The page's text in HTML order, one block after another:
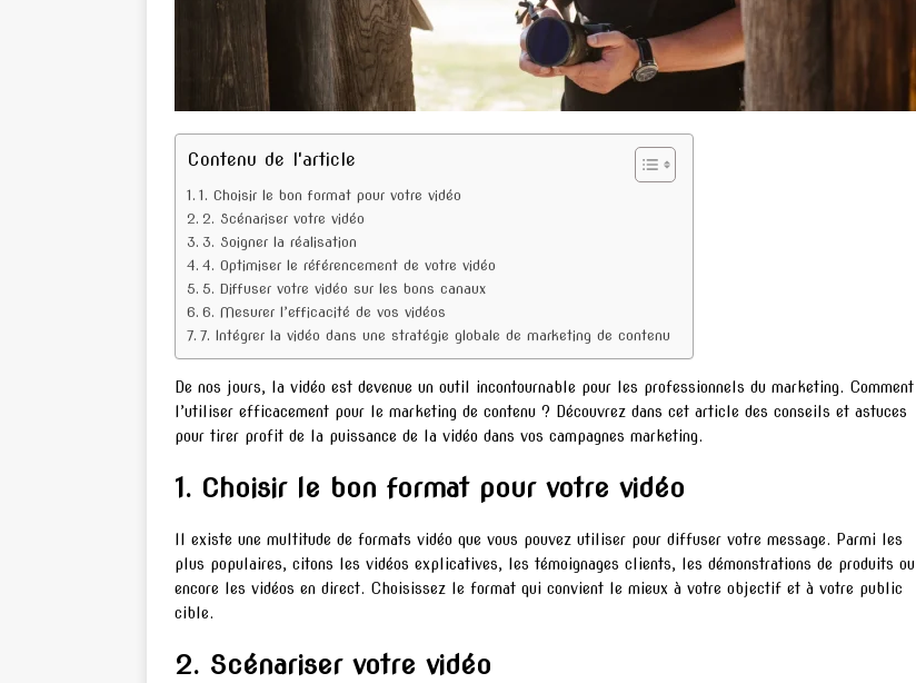
Contenu de l'article
1. Choisir le bon format pour votre vidéo
2. Scénariser votre vidéo
3. Soigner la réalisation
4. Optimiser le référencement de votre vidéo
5. Diffuser votre vidéo sur les bons canaux
6. Mesurer l’efficacité de vos vidéos
7. Intégrer la vidéo dans une stratégie globale de marketing de contenu
De nos jours, la vidéo est devenue un outil incontournable pour les professionnels du marketing. Comment
l’utiliser efficacement pour le marketing de contenu ? Découvrez dans cet article des conseils et astuces
pour tirer profit de la puissance de la vidéo dans vos campagnes marketing.
1. Choisir le bon format pour votre vidéo
Il existe une multitude de formats vidéo que vous pouvez utiliser pour diffuser votre message. Parmi les
plus populaires, citons les vidéos explicatives, les témoignages clients, les démonstrations de produits ou
encore les vidéos en direct. Choisissez le format qui convient le mieux à votre objectif et à votre public
cible.
2. Scénariser votre vidéo